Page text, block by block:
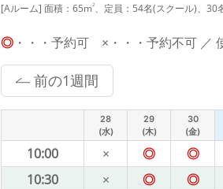
[Aルーム] 面積：65m2、定員：54名(スクール)、30
◎ ・・・予約可 ×・・・予約不可 ／
前の1週間
28
(水)
29
(木)
30
(金)
10:00 × ◎ ◎
10:30
× ◎ ◎